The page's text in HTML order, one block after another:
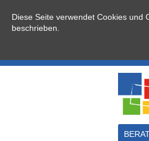
Diese Seite verwendet Cookies und
beschrieben.